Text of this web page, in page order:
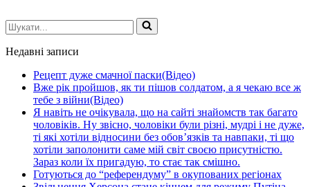
Шукати...
Недавні записи
Рецепт дуже смачної паски(Відео)
Вже рік пройшов, як ти пішов солдатом, а я чекаю все ж
тебе з війни(Відео)
Я навіть не очікувала, що на сайті знайомств так багато
чоловіків. Ну звісно, чоловіки були різні, мудрі і не дуже,
ті які хотіли відносини без обов’язків та навпаки, ті що
хотіли заполонити саме мій світ своєю присутністю.
Зараз коли їх пригадую, то стає так смішно.
Готуються до “референдуму” в окупованих регіонах